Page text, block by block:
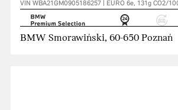
VIN WBA21GM0905186257 | EURO 6e, 131g CO2/
BMW Smorawiński, 60-650 Poznań